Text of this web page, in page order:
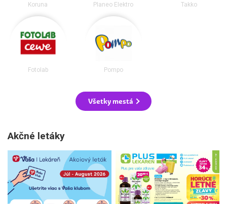
Koruna Planeo Elektro Takko
Fotolab Pompo
Všetky mestá
Akčné letáky